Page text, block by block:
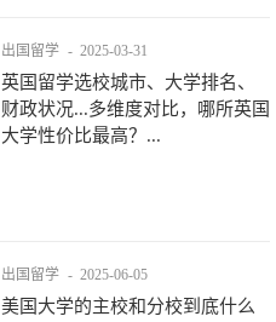
出国留学 - 2025-03-31
英国留学选校城市、大学排名、
财政状况...多维度对比，哪所英国
大学性价比最高？...
出国留学 - 2025-06-05
美国大学的主校和分校到底什么